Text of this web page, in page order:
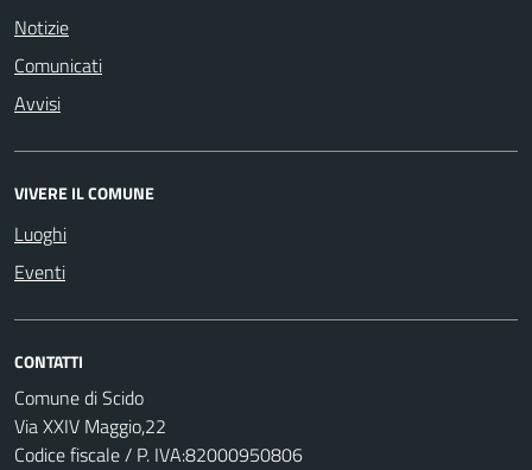
Notizie
Comunicati
Avvisi
VIVERE IL COMUNE
Luoghi
Eventi
CONTATTI
Comune di Scido
Via XXIV Maggio,22
Codice fiscale / P. IVA:82000950806